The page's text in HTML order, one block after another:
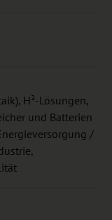
H²-Lösungen,
und Batterien
/